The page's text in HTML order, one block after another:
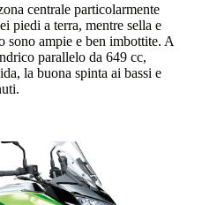
centrale particolarmente
piedi a terra, mentre sella e
sono ampie e ben imbottite. A
parallelo da 649 cc,
la buona spinta ai bassi e